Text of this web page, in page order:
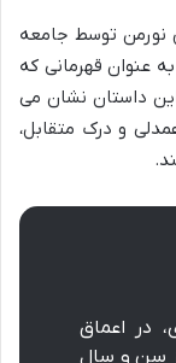
نورمن توسط جامعه
عنوان قهرمانی که
این داستان نشان می
و درک متقابل،
در اعماق
سن و سال